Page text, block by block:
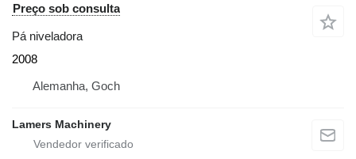
Preço sob consulta
Pá niveladora
2008
Alemanha, Goch
Lamers Machinery